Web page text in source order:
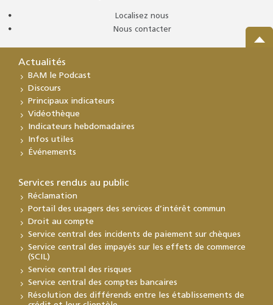
Localisez nous
Nous contacter
Actualités
BAM le Podcast
Discours
Principaux indicateurs
Vidéothèque
Indicateurs hebdomadaires
Infos utiles
Événements
Services rendus au public
Réclamation
Portail des usagers des services d’intérêt commun
Droit au compte
Service central des incidents de paiement sur chèques
Service central des impayés sur les effets de commerce
(SCIL)
Service central des risques
Service central des comptes bancaires
Résolution des différends entre les établissements de